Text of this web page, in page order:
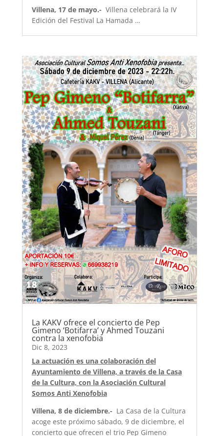
Villena, 17 de mayo.- Villena celebrará la IV
Edición del Festival La Hamada …
La KAKV ofrece el concierto de Pep
Gimeno ‘Botifarra’ y Ahmed Touzani
contra la xenofobia
Dic 8, 2023
La actuación es una colaboración del
Ayuntamiento de Villena, a través de la Casa
de la Cultura, con la Asociación Cultural
Somos Anti Xenofobia
Villena, 8 de diciembre.- La Casa de la Cultura
acoge este próximo sábado, 9 de diciembre, el
concierto que ofrecen el trio Pep Gimeno